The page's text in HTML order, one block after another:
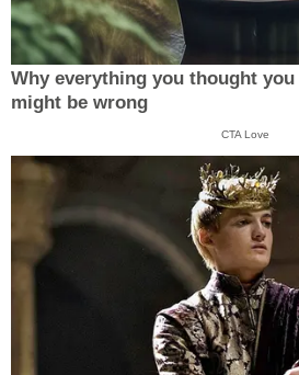
Why everything you thought
might be wrong
CTA Love